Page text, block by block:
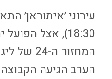
עירוני ׳איתוראן׳
18:30), אצל
המחזור
הערב הגיעה